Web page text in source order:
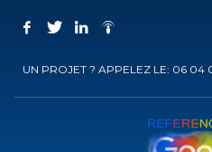
COMMENT ACHETER
Ajouter la prestation au
UN PROJET ? APPELEZ LE: 06 04